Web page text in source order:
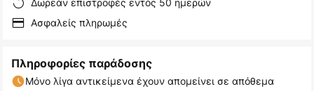
Ασφαλείς πληρωμές
Πληροφορίες παράδοσης
Μόνο λίγα αντικείμενα έχουν απομείνει σε απόθεμα